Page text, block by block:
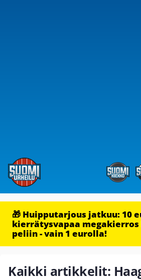
🎁 Huipputarjous jatkuu: 10
kierrätysvapaa megakierros
peliin - vain 1 eurolla!
Kaikki artikkelit: